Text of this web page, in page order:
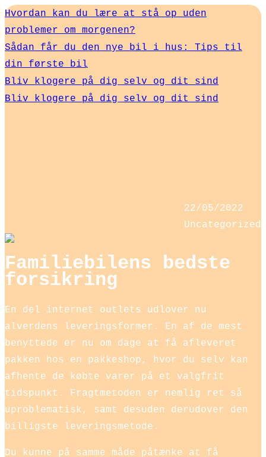
Hvordan kan du lære at stå op uden
problemer om morgenen?
Sådan får du den nye bil i hus: Tips til
din første bil
Bliv klogere på dig selv og dit sind
Bliv klogere på dig selv og dit sind
22/05/2022
Uncategorized
Familiebilens bedste
forsikring
En del internet outlets udlover nu
alverdens leveringsformer. En af de mest
benyttede er nu om dage at få afleveret
pakken hos en pakkeshop, hvor du selv kan
afhente de købte varer på et valgfrit
tidspunkt. Fragtmetoden er nemlig ret så
uproblematisk, samt desuden derudover den
billigste leveringsmetode.
Du kunne på samme måde påtænke at få